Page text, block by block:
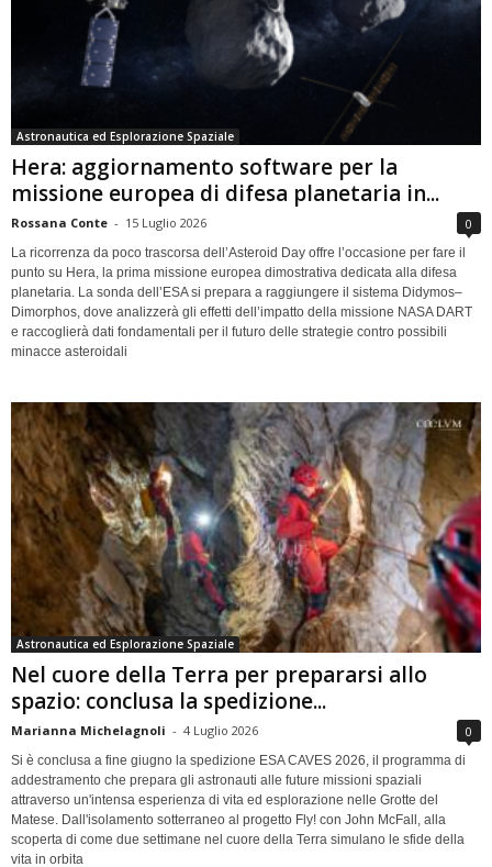
Astronautica ed Esplorazione Spaziale
Hera: aggiornamento software per la
missione europea di difesa planetaria in...
Rossana Conte - 15 Luglio 2026 0
La ricorrenza da poco trascorsa dell’Asteroid Day offre l’occasione per fare il
punto su Hera, la prima missione europea dimostrativa dedicata alla difesa
planetaria. La sonda dell’ESA si prepara a raggiungere il sistema Didymos–
Dimorphos, dove analizzerà gli effetti dell’impatto della missione NASA DART
e raccoglierà dati fondamentali per il futuro delle strategie contro possibili
minacce asteroidali
Astronautica ed Esplorazione Spaziale
Nel cuore della Terra per prepararsi allo
spazio: conclusa la spedizione...
Marianna Michelagnoli - 4 Luglio 2026 0
Si è conclusa a fine giugno la spedizione ESA CAVES 2026, il programma di
addestramento che prepara gli astronauti alle future missioni spaziali
attraverso un'intensa esperienza di vita ed esplorazione nelle Grotte del
Matese. Dall'isolamento sotterraneo al progetto Fly! con John McFall, alla
scoperta di come due settimane nel cuore della Terra simulano le sfide della
vita in orbita